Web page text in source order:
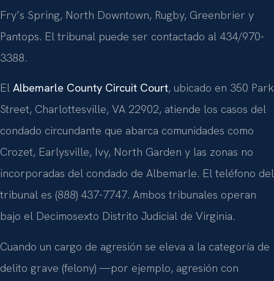
Fry’s Spring, North Downtown, Rugby, Greenbrier y
Pantops. El tribunal puede ser contactado al 434/970-
3388.
El Albemarle County Circuit Court, ubicado en 350 Park
Street, Charlottesville, VA 22902, atiende los casos del
condado circundante que abarca comunidades como
Crozet, Earlysville, Ivy, North Garden y las zonas no
incorporadas del condado de Albemarle. El teléfono del
tribunal es (888) 437-7747. Ambos tribunales operan
bajo el Decimosexto Distrito Judicial de Virginia.
Cuando un cargo de agresión se eleva a la categoría de
delito grave (felony) —por ejemplo, agresión con